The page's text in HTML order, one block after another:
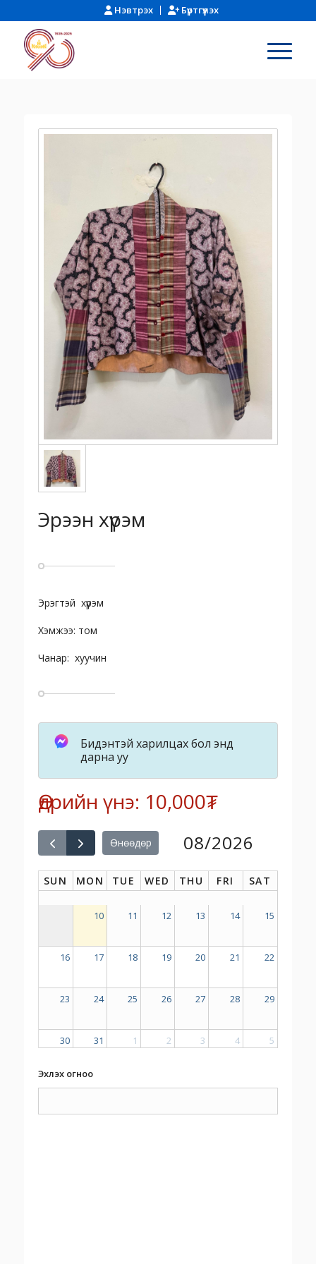
Нэвтрэх Бүртгүүлэх
Эрээн хүрэм
Эрэгтэй хүрэм
Хэмжээ: том
Чанар: хуучин
Бидэнтэй харилцах бол энд
дарна уу
Өдрийн үнэ: 10,000₮
Өнөөдөр 08/2026
SUN MON TUE WED THU FRI SAT
10 11 12 13 14 15
16 17 18 19 20 21 22
23 24 25 26 27 28 29
30 31 1 2 3 4 5
Эхлэх огноо